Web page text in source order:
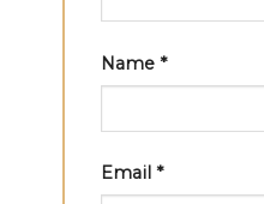
Name *
Email *